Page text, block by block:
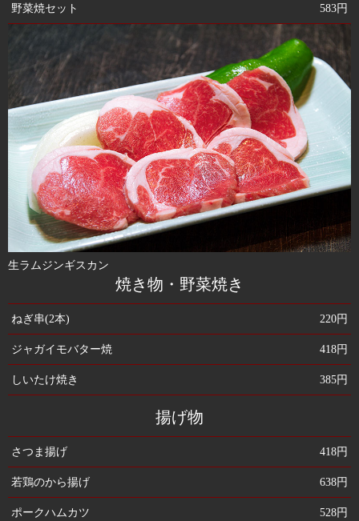
野菜焼セット 583円
生ラムジンギスカン
焼き物・野菜焼き
ねぎ串(2本) 220円
ジャガイモバター焼 418円
しいたけ焼き 385円
揚げ物
さつま揚げ 418円
若鶏のから揚げ 638円
ポークハムカツ 528円